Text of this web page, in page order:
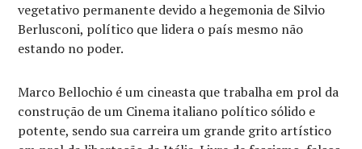
vegetativo permanente devido a hegemonia de Silvio
Berlusconi, político que lidera o país mesmo não
estando no poder.
Marco Bellochio é um cineasta que trabalha em prol da
construção de um Cinema italiano político sólido e
potente, sendo sua carreira um grande grito artístico